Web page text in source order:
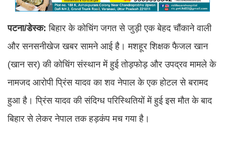
पटना/डेस्क: बिहार के कोचिंग जगत से जुड़ी एक बेहद चौंकाने वाली
और सनसनीखेज खबर सामने आई है। मशहूर शिक्षक फैजल खान
(खान सर) की कोचिंग संस्थान में हुई तोड़फोड़ और उपद्रव मामले के
नामजद आरोपी प्रिंस यादव का शव नेपाल के एक होटल से बरामद
हुआ है। प्रिंस यादव की संदिग्ध परिस्थितियों में हुई इस मौत के बाद
बिहार से लेकर नेपाल तक हड़कंप मच गया है।